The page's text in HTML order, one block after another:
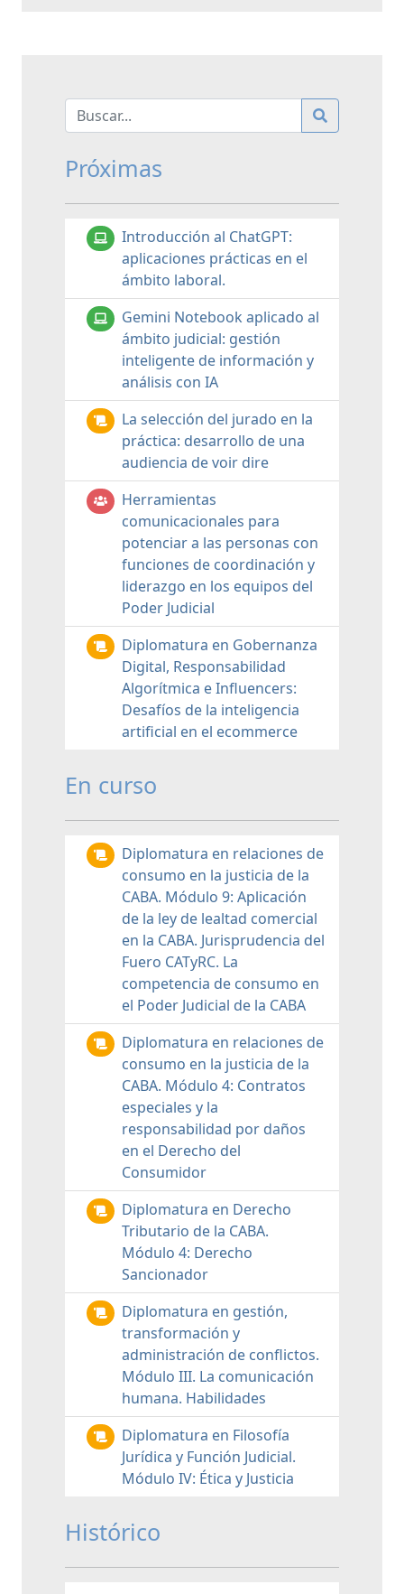
Próximas
Introducción al ChatGPT:
aplicaciones prácticas en el
ámbito laboral.
Gemini Notebook aplicado al
ámbito judicial: gestión
inteligente de información y
análisis con IA
La selección del jurado en la
práctica: desarrollo de una
audiencia de voir dire
Herramientas
comunicacionales para
potenciar a las personas con
funciones de coordinación y
liderazgo en los equipos del
Poder Judicial
Diplomatura en Gobernanza
Digital, Responsabilidad
Algorítmica e Influencers:
Desafíos de la inteligencia
artificial en el ecommerce
En curso
Diplomatura en relaciones de
consumo en la justicia de la
CABA. Módulo 9: Aplicación
de la ley de lealtad comercial
en la CABA. Jurisprudencia del
Fuero CATyRC. La
competencia de consumo en
el Poder Judicial de la CABA
Diplomatura en relaciones de
consumo en la justicia de la
CABA. Módulo 4: Contratos
especiales y la
responsabilidad por daños
en el Derecho del
Consumidor
Diplomatura en Derecho
Tributario de la CABA.
Módulo 4: Derecho
Sancionador
Diplomatura en gestión,
transformación y
administración de conflictos.
Módulo III. La comunicación
humana. Habilidades
Diplomatura en Filosofía
Jurídica y Función Judicial.
Módulo IV: Ética y Justicia
Histórico